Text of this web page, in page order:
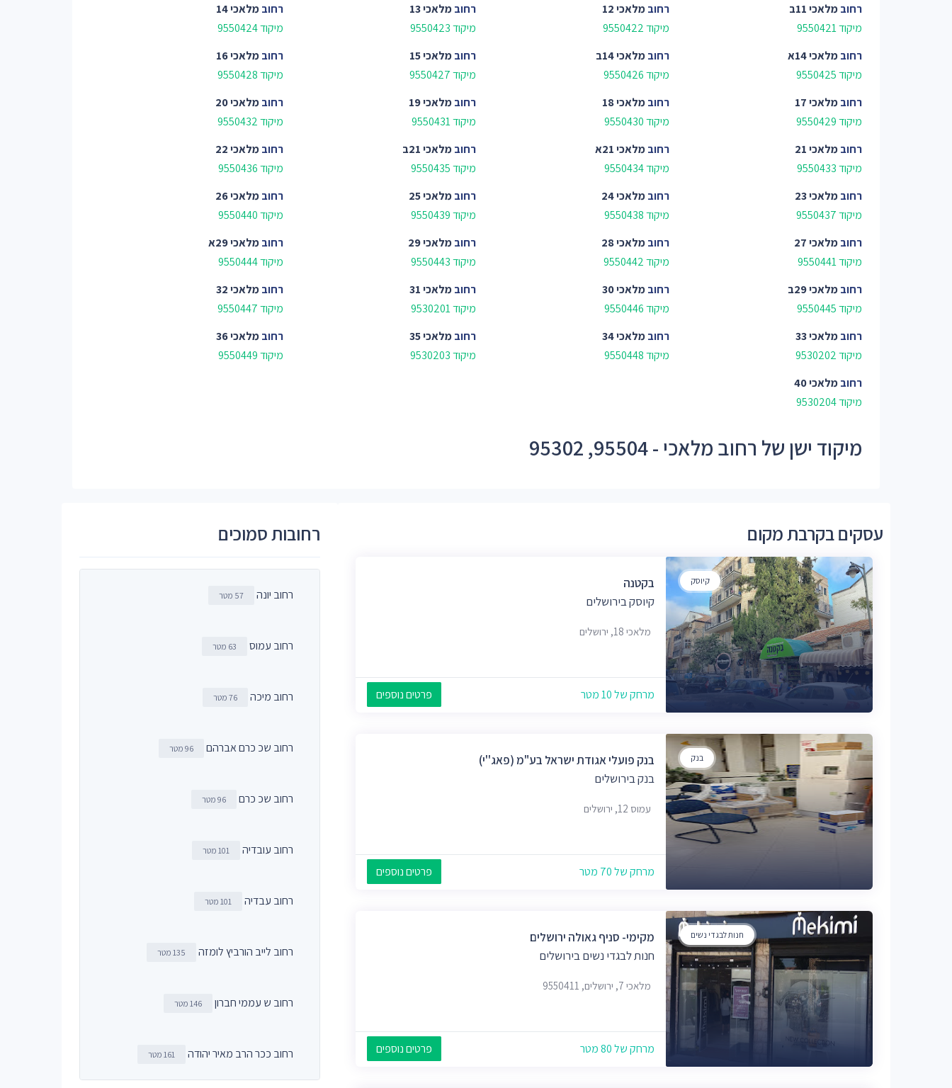
רחובמלאכי 11ב
מיקוד 9550421
רחובמלאכי 12
מיקוד 9550422
רחובמלאכי 13
מיקוד 9550423
רחובמלאכי 14
מיקוד 9550424
רחובמלאכי 14א
מיקוד 9550425
רחובמלאכי 14ב
מיקוד 9550426
רחובמלאכי 15
מיקוד 9550427
רחובמלאכי 16
מיקוד 9550428
רחובמלאכי 17
מיקוד 9550429
רחובמלאכי 18
מיקוד 9550430
רחובמלאכי 19
מיקוד 9550431
רחובמלאכי 20
מיקוד 9550432
רחובמלאכי 21
מיקוד 9550433
רחובמלאכי 21א
מיקוד 9550434
רחובמלאכי 21ב
מיקוד 9550435
רחובמלאכי 22
מיקוד 9550436
רחובמלאכי 23
מיקוד 9550437
רחובמלאכי 24
מיקוד 9550438
רחובמלאכי 25
מיקוד 9550439
רחובמלאכי 26
מיקוד 9550440
רחובמלאכי 27
מיקוד 9550441
רחובמלאכי 28
מיקוד 9550442
רחובמלאכי 29
מיקוד 9550443
רחובמלאכי 29א
מיקוד 9550444
רחובמלאכי 29ב
מיקוד 9550445
רחובמלאכי 30
מיקוד 9550446
רחובמלאכי 31
מיקוד 9530201
רחובמלאכי 32
מיקוד 9550447
רחובמלאכי 33
מיקוד 9530202
רחובמלאכי 34
מיקוד 9550448
רחובמלאכי 35
מיקוד 9530203
רחובמלאכי 36
מיקוד 9550449
רחובמלאכי 40
מיקוד 9530204
מיקוד ישן של רחוב מלאכי - 95504, 95302
עסקים בקרבת מקום
קיוסק
בקטנה
קיוסק בירושלים
מלאכי 18, ירושלים
מרחק של 10 מטר פרטים נוספים
בנק
בנק פועלי אגודת ישראל בע"מ (פאג''י)
בנק בירושלים
עמוס 12, ירושלים
מרחק של 70 מטר פרטים נוספים
חנות לבגדי נשים
מקימי- סניף גאולה ירושלים
חנות לבגדי נשים בירושלים
מלאכי 7, ירושלים, 9550411
מרחק של 80 מטר פרטים נוספים
רחובות סמוכים
רחוב יונה 57 מטר
רחוב עמוס 63 מטר
רחוב מיכה 76 מטר
רחוב שכ כרם אברהם 96 מטר
רחוב שכ כרם 96 מטר
רחוב עובדיה 101 מטר
רחוב עבדיה 101 מטר
רחוב לייב הורביץ לומזה 135 מטר
רחוב ש עממי חברון 146 מטר
רחוב ככר הרב מאיר יהודה 161 מטר